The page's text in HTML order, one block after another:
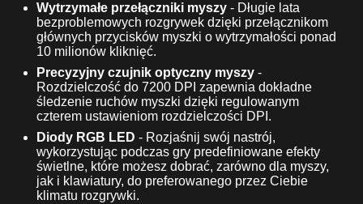
Wytrzymałe przełączniki myszy - Długie lata
bezproblemowych rozgrywek dzięki przełącznikom
głównych przycisków myszki o wytrzymałości ponad
10 milionów kliknięć.
Precyzyjny czujnik optyczny myszy -
Rozdzielczość do 7200 DPI zapewnia dokładne
śledzenie ruchów myszki dzięki regulowanym
czterem ustawieniom rozdzielczości DPI.
Diody RGB LED - Rozjaśnij swój nastrój,
wykorzystując podczas gry predefiniowane efekty
świetlne, które możesz dobrać, zarówno dla myszy,
jak i klawiatury, do preferowanego przez Ciebie
klimatu rozgrywki.